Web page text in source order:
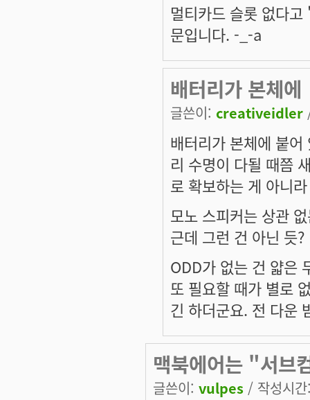
멀티카드 슬롯 없다
문입니다. -_-a
배터리가 본체에
글쓴이: creativeidler
배터리가 본체에 붙
리 수명이 다될 때쯤
로 확보하는 게 아니
모노 스피커는 상관
근데 그런 건 아닌 듯?
ODD가 없는 건 얇은
또 필요할 때가 별로
긴 하더군요. 전 다운
맥북에어는 "서브
글쓴이: vulpes / 작성시